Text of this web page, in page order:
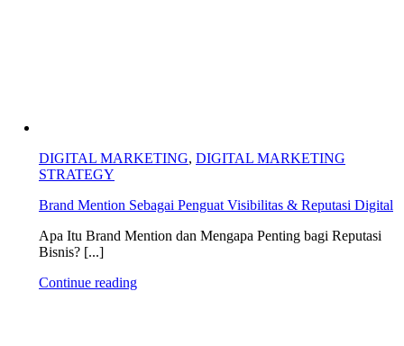
DIGITAL MARKETING, DIGITAL MARKETING
STRATEGY
Brand Mention Sebagai Penguat Visibilitas & Reputasi Digital
Apa Itu Brand Mention dan Mengapa Penting bagi Reputasi
Bisnis? [...]
Continue reading